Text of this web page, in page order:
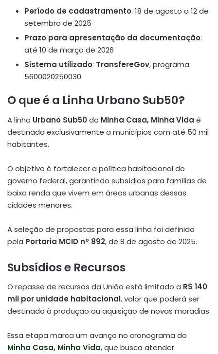
Período de cadastramento: 18 de agosto a 12 de
setembro de 2025
Prazo para apresentação da documentação:
até 10 de março de 2026
Sistema utilizado: TransfereGov, programa
5600020250030
O que é a Linha Urbano Sub50?
A linha Urbano Sub50do Minha Casa, Minha Vida é
destinada exclusivamente a municípios com até 50 mil
habitantes.
O objetivo é fortalecer a política habitacional do
governo federal, garantindo subsídios para famílias de
baixa renda que vivem em áreas urbanas dessas
cidades menores.
A seleção de propostas para essa linha foi definida
pela Portaria MCID nº 892, de 8 de agosto de 2025.
Subsídios e Recursos
O repasse de recursos da União está limitado a R$ 140
mil por unidade habitacional, valor que poderá ser
destinado à produção ou aquisição de novas moradias.
Essa etapa marca um avanço no cronograma do
Minha Casa, Minha Vida, que busca atender